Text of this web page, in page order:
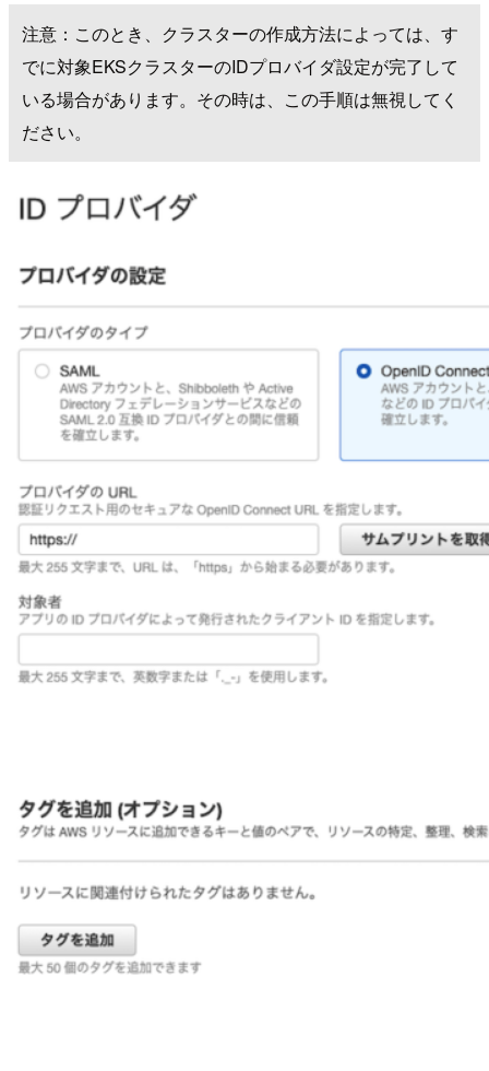
注意：このとき、クラスターの作成方法によっては、す
でに対象EKSクラスターのIDプロバイダ設定が完了して
いる場合があります。その時は、この手順は無視してく
ださい。